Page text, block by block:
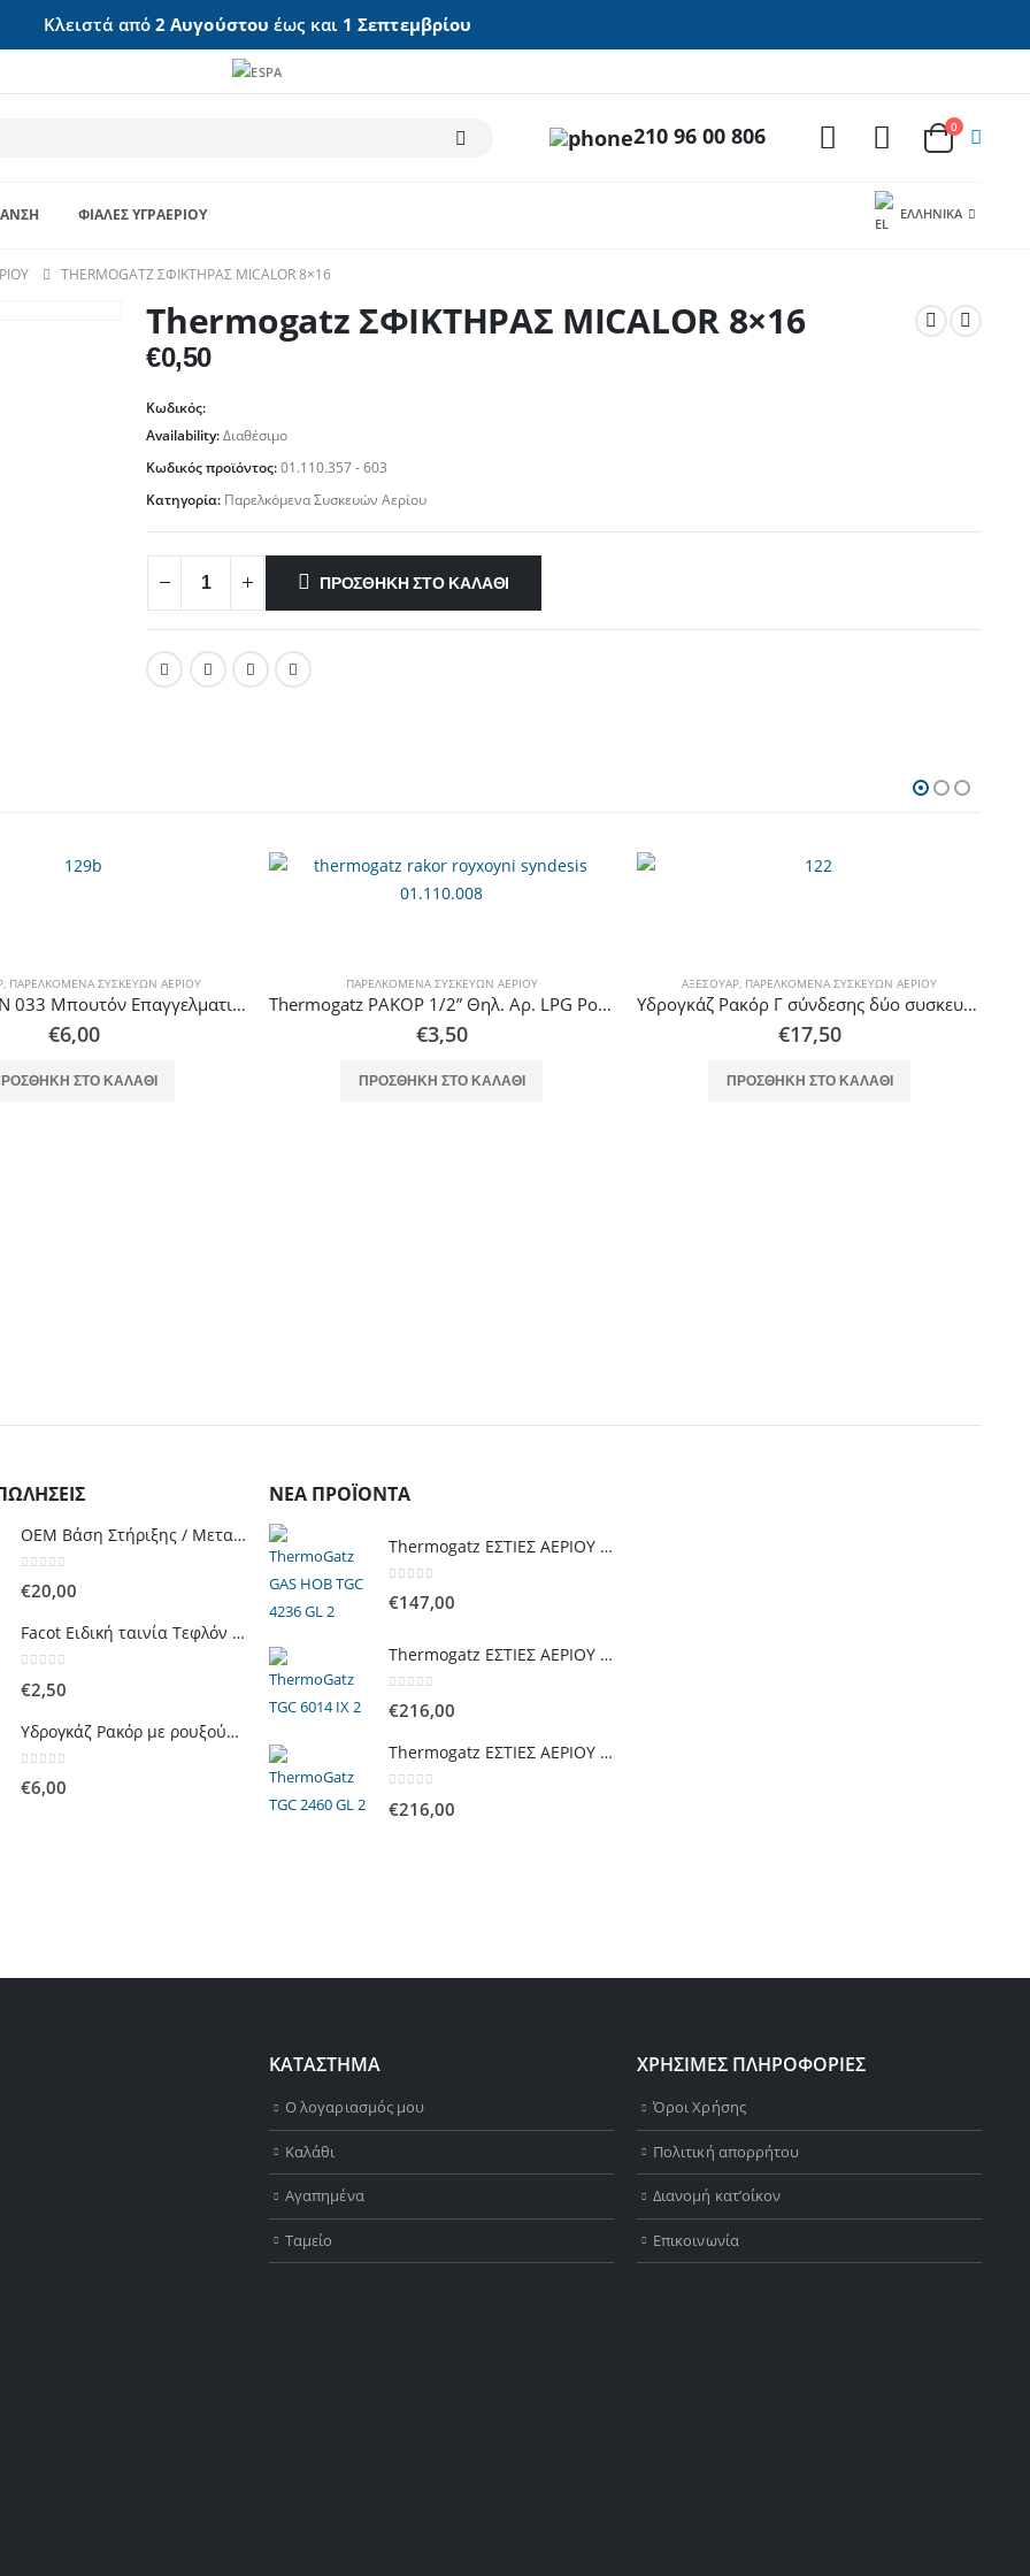
Κλειστά από 2 Αυγούστου έως και 1 Σεπτεμβρίου
210 96 00 806 0
ΦΙΆΛΕΣ ΥΓΡΑΕΡΊΟΥ ΕΛΛΗΝΙΚΆ
THERMOGATZ ΣΦΙΚΤΗΡΑΣ MICALOR 8×16
Thermogatz ΣΦΙΚΤΗΡΑΣ MICALOR 8×16
€0,50
Κωδικός:
Availability:Διαθέσιμο
Κωδικός προϊόντος:01.110.357 - 603
Κατηγορία: Παρελκόμενα Συσκευών Αερίου
ΠΡΟΣΘΉΚΗ ΣΤΟ ΚΑΛΆΘΙ
, ΠΑΡΕΛΚΌΜΕΝΑ ΣΥΣΚΕΥΏΝ ΑΕΡΊΟΥ
Calfer Gas AN 033 Μπουτόν Επαγγελματικής Συσκευής Ορειχάλκινο
€6,00
ΣΤΟ ΚΑΛΆΘΙ
ΠΑΡΕΛΚΌΜΕΝΑ ΣΥΣΚΕΥΏΝ ΑΕΡΊΟΥ
Thermogatz ΡΑΚΟΡ 1/2” Θηλ. Αρ. LPG Ρουξούνι Ø8 ΣΥΝΔΕΣΗΣ ΣΤΗ ΦΙΑΛΗ
€3,50
ΠΡΟΣΘΉΚΗ ΣΤΟ ΚΑΛΆΘΙ
ΑΞΕΣΟΥΆΡ, ΠΑΡΕΛΚΌΜΕΝΑ ΣΥΣΚΕΥΏΝ ΑΕΡΊΟΥ
Υδρογκάζ Ρακόρ Γ σύνδεσης δύο συσκευών με φιάλη Αριστερόστροφο 1/2 ίντσας Είσοδος Θηλυκό/2 Έξοδοι Αρσενικοί
€17,50
ΠΡΟΣΘΉΚΗ ΣΤΟ ΚΑΛΆΘΙ
OEM Βάση Στήριξης / Μεταφορας για Φιάλες Υγραερίου 10 kg & 13 kg με ροδάκια
€20,00
Facot Ειδική ταινία Τεφλόν για στεγάνωση γραμμών αερίου 12m
€2,50
Υδρογκάζ Ρακόρ με ρουξούνι 1/2 ίντσας Θηλυκό Δεξιόστροφο για σύνδεση συσκευών με λάστιχο υγραερίου 8mm
€6,00
ΝΈΑ ΠΡΟΪΌΝΤΑ
Thermogatz ΕΣΤΙΕΣ ΑΕΡΙΟΥ TGC 4236 GL
€147,00
Thermogatz ΕΣΤΙΕΣ ΑΕΡΙΟΥ TGC 6014 IX
€216,00
Thermogatz ΕΣΤΙΕΣ ΑΕΡΙΟΥ TGC 2460 GL
€216,00
ΚΑΤΑΣΤΗΜΑ
Ο λογαριασμός μου
Καλάθι
Αγαπημένα
Ταμείο
ΧΡΗΣΙΜΕΣ ΠΛΗΡΟΦΟΡΙΕΣ
Όροι Χρήσης
Πολιτική απορρήτου
Διανομή κατ’οίκον
Επικοινωνία